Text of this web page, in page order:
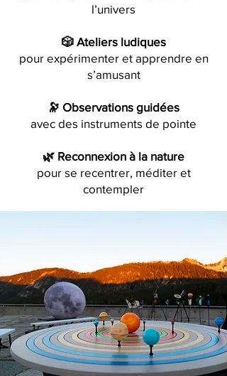
l’univers
🎲 Ateliers ludiques
pour expérimenter et apprendre en
s’amusant
🔭 Observations guidées
avec des instruments de pointe
🌿 Reconnexion à la nature
pour se recentrer, méditer et
contempler